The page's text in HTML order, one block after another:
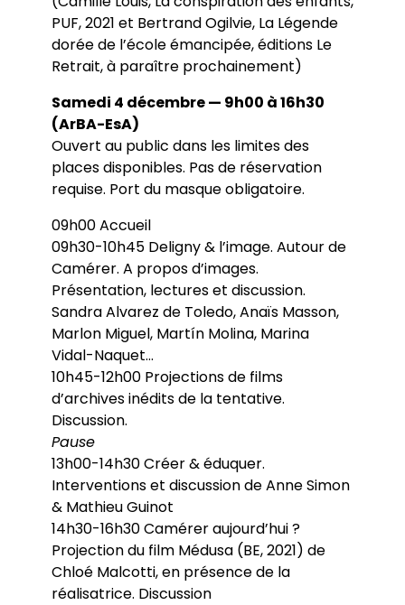
PUF, 2021 et Bertrand Ogilvie, La Légende
dorée de l’école émancipée, éditions Le
Retrait, à paraître prochainement)
Samedi 4 décembre — 9h00 à 16h30
(ArBA-EsA)
Ouvert au public dans les limites des
places disponibles. Pas de réservation
requise. Port du masque obligatoire.
09h00 Accueil
09h30-10h45 Deligny & l’image. Autour de
Camérer. A propos d’images.
Présentation, lectures et discussion.
Sandra Alvarez de Toledo, Anaïs Masson,
Marlon Miguel, Martín Molina, Marina
Vidal-Naquet…
10h45-12h00 Projections de films
d’archives inédits de la tentative.
Discussion.
Pause
13h00-14h30 Créer & éduquer.
Interventions et discussion de Anne Simon
& Mathieu Guinot
14h30-16h30 Camérer aujourd’hui ?
Projection du film Médusa (BE, 2021) de
Chloé Malcotti, en présence de la
réalisatrice. Discussion